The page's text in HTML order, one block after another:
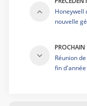
Honeywell
nouvelle
PROCHAIN
Réunion
fin